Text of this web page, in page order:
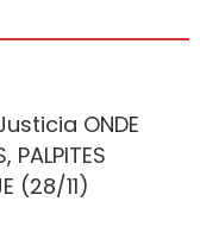
ONDE
PALPITES
(28/11)